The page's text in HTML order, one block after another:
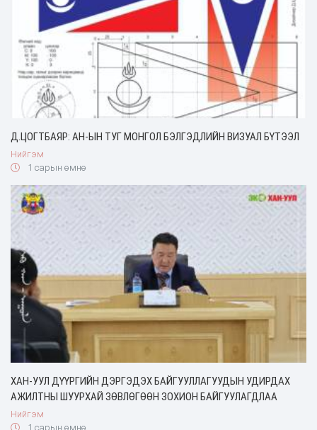
Д.ЦОГТБАЯР: АН-ЫН ТУГ МОНГОЛ БЭЛГЭДЛИЙН ВИЗУАЛ БҮТЭЭЛ
Нийгэм
1 сарын өмнө
ХАН-УУЛ ДҮҮРГИЙН ДЭРГЭДЭХ БАЙГУУЛЛАГУУДЫН УДИРДАХ
АЖИЛТНЫ ШУУРХАЙ ЗӨВЛӨГӨӨН ЗОХИОН БАЙГУУЛАГДЛАА
Нийгэм
1 сарын өмнө